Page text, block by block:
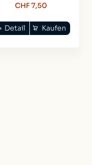
CHF 7,50
Kaufen
Detail